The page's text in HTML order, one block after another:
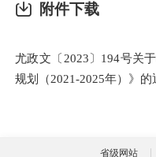
附件下载
尤政文〔2023〕194号关
规划（2021-2025年）》的
省级网站